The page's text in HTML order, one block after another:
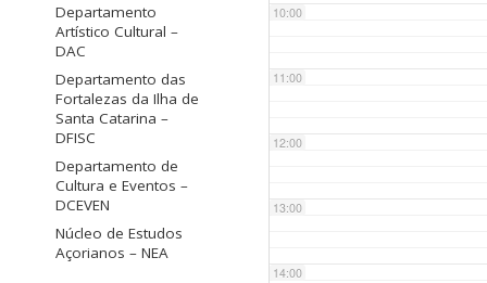
Departamento
Artístico Cultural –
DAC
Departamento das
Fortalezas da Ilha de
Santa Catarina –
DFISC
Departamento de
Cultura e Eventos –
DCEVEN
Núcleo de Estudos
Açorianos – NEA
10:00
11:00
12:00
13:00
14:00